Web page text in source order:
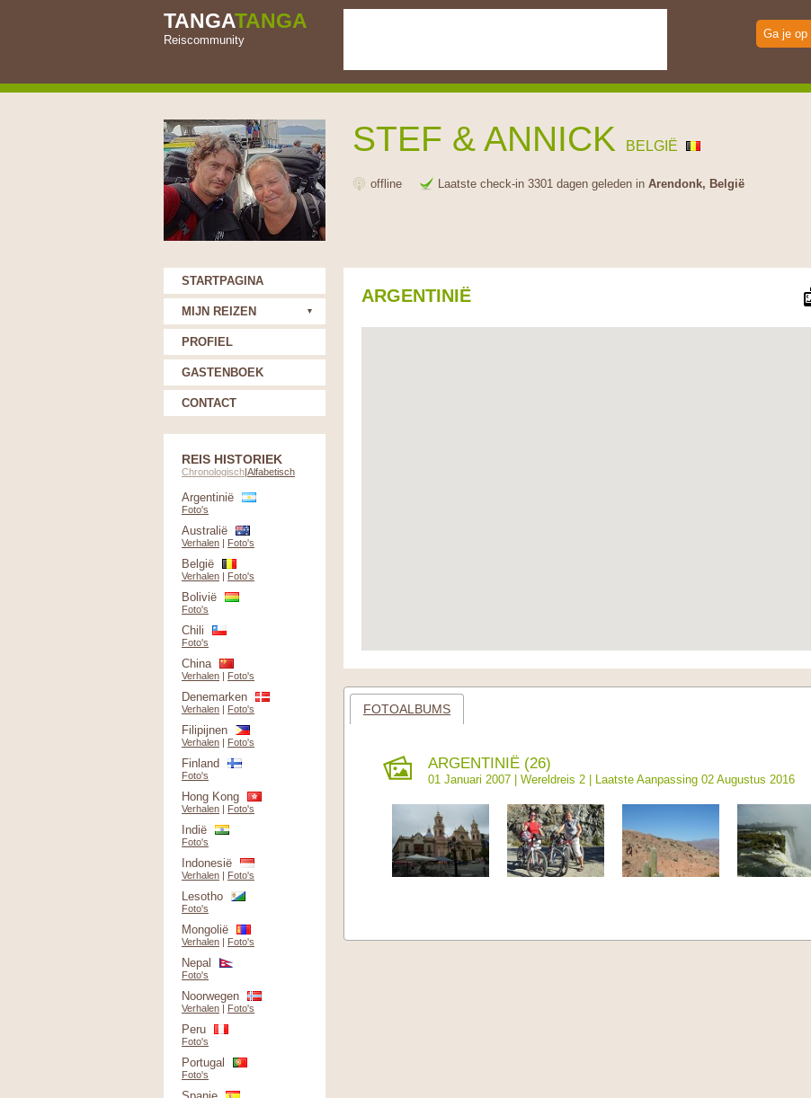
TANGATANGA
Reiscommunity Ga je op
STEF & ANNICK BELGIË
offline Laatste check-in 3301 dagen geleden in Arendonk, België
ARGENTINIË
FOTOALBUMS
ARGENTINIË (26)
01 Januari 2007 | Wereldreis 2| Laatste Aanpassing 02 Augustus 2016
STARTPAGINA
MIJN REIZEN
PROFIEL
GASTENBOEK
CONTACT
REIS HISTORIEK
Chronologisch|Alfabetisch
Argentinië
Foto's
Australië
Verhalen | Foto's
België
Verhalen | Foto's
Bolivië
Foto's
Chili
Foto's
China
Verhalen | Foto's
Denemarken
Verhalen | Foto's
Filipijnen
Verhalen | Foto's
Finland
Foto's
Hong Kong
Verhalen | Foto's
Indië
Foto's
Indonesië
Verhalen | Foto's
Lesotho
Foto's
Mongolië
Verhalen | Foto's
Nepal
Foto's
Noorwegen
Verhalen | Foto's
Peru
Foto's
Portugal
Foto's